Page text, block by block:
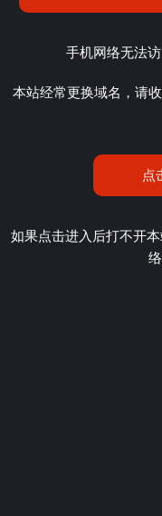
手机网络无法
本站经常更换域名，请
点
如果点击进入后打不开